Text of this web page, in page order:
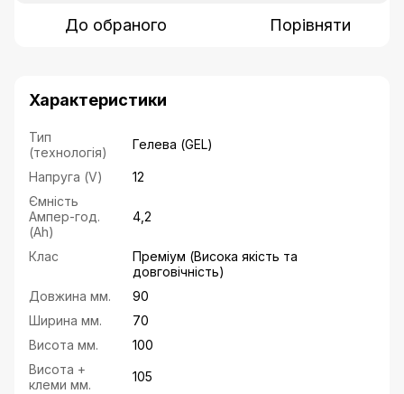
До обраного Порівняти
Характеристики
Тип
(технологія)
Гелева (GEL)
Напруга (V)
12
Ємність
Ампер-год.
(Ah)
4,2
Клас
Преміум (Висока якість та
довговічність)
Довжина мм.
90
Ширина мм.
70
Висота мм.
100
Висота +
клеми мм.
105